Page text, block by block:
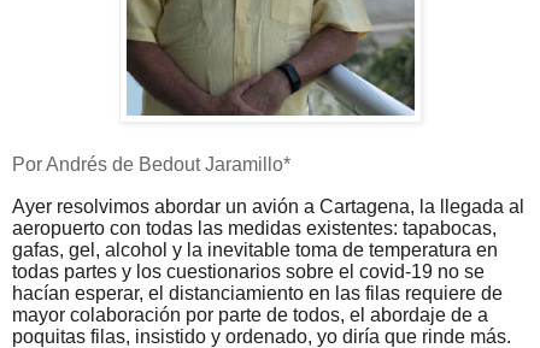
Por Andrés de Bedout Jaramillo*
Ayer resolvimos abordar un avión a Cartagena, la llegada al
aeropuerto con todas las medidas existentes: tapabocas,
gafas, gel, alcohol y la inevitable toma de temperatura en
todas partes y los cuestionarios sobre el covid-19 no se
hacían esperar, el distanciamiento en las filas requiere de
mayor colaboración por parte de todos, el abordaje de a
poquitas filas, insistido y ordenado, yo diría que rinde más.